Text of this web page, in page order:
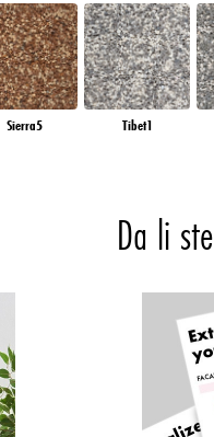
Sierra5 Tibet1
Da li